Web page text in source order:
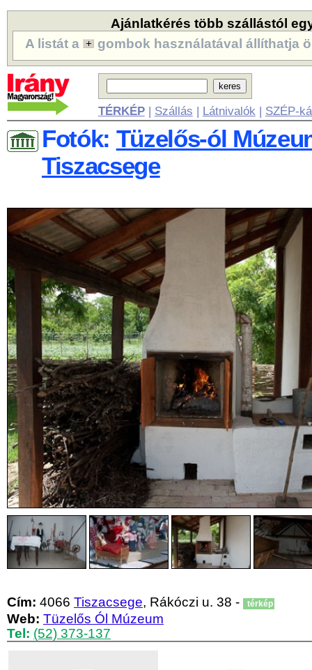
Ajánlatkérés több szállástól
A listát a
gombok használatával állíthatja
TÉRKÉP| Szállás | Látnivalók | SZÉP-
Fotók: Tüzelős-ól
Tiszacsege
Cím: 4066 Tiszacsege, Rákóczi u. 38 - térkép
Web: Tüzelős Ól Múzeum
Tel: (52) 373-137